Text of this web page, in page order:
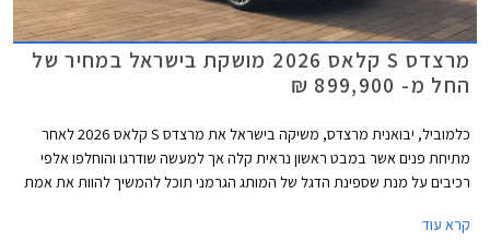
מרצדס S קלאס 2026 מושקת בישראל במחיר של
החל מ- 899,900 ₪
כלמוביל, יבואנית מרצדס, משיקה בישראל את מרצדס S קלאס 2026 לאחר
מתיחת פנים אשר במבט ראשון נראית קלה אך למעשה שודרגו והוחלפו אלפי
רכיבים על מנת שספינת הדגל של המותג הגרמני תוכל להמשיך להוות את אמת
קרא עוד